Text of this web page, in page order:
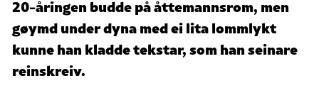
20-åringen budde på åttemannsrom, men
gøymd under dyna med ei lita lommlykt
kunne han kladde tekstar, som han seinare
reinskreiv.